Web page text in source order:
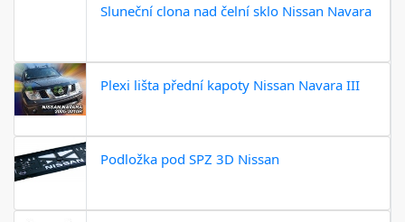
Sluneční clona nad čelní sklo Nissan Navara
Plexi lišta přední kapoty Nissan Navara III
Podložka pod SPZ 3D Nissan